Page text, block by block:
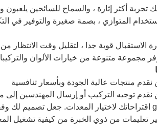
جعل تصميم لك